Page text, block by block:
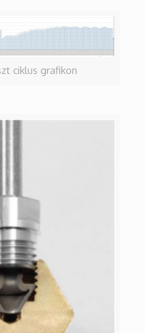
ciklus grafikon